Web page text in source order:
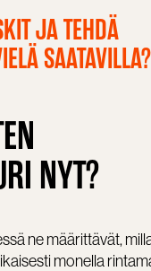
JA TEHDÄ
SAATAVILLA?
NYT?
ne määrittävät,
monella